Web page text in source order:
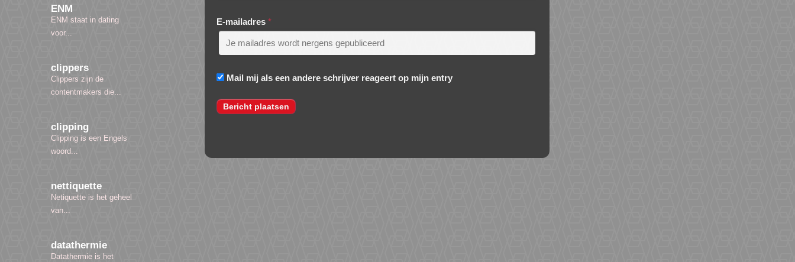
ENM
ENM staat in dating
voor...
clippers
Clippers zijn de
contentmakers die...
clipping
Clipping is een Engels
woord...
nettiquette
Netiquette is het geheel
van...
datathermie
Datathermie is het
E-mailadres *
Mail mij als een andere schrijver reageert op mijn entry